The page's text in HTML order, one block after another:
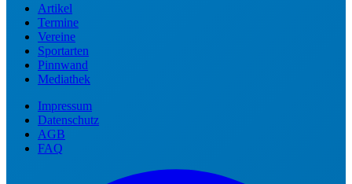
Artikel
Termine
Vereine
Sportarten
Pinnwand
Mediathek
Impressum
Datenschutz
AGB
FAQ